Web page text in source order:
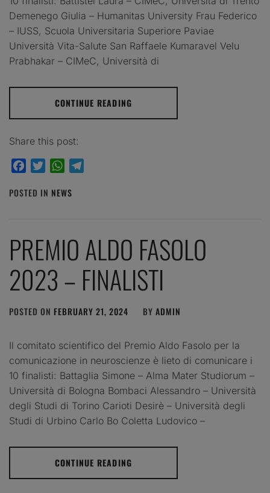
Demenego Giulia – Humanitas University Frau Federico
– IUSS, Scuola Universitaria Superiore Paviae
Università Vita-Salute San Raffaele Kumaravel Velu
Prabhakar – CIMeC, Università di
CONTINUE READING
Share this post:
FacebookTwitterWhatsApp
POSTED IN NEWS
PREMIO ALDO FASOLO
2023 – FINALISTI
POSTED ON FEBRUARY 21, 2024 BY ADMIN
Il comitato scientifico del Premio Aldo Fasolo per la
comunicazione in neuroscienze è lieto di comunicare i
10 finalisti: Battaglia Simone – Alma Mater Studiorum –
Università di Bologna Bombaci Alessandro – Università
degli Studi di Torino Carioti Desirè – Università degli
Studi di Urbino Carlo Bo Coletta Ludovico –
CONTINUE READING